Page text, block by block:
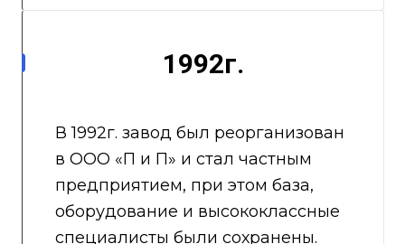
1992г.
В 1992г. завод был реорганизован
в ООО «П и П» и стал частным
предприятием, при этом база,
оборудование и высококлассные
специалисты были сохранены.